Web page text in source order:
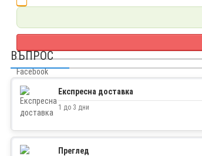
Facebook
ВЪПРОС
Експресна доставка
1 до 3 дни
Преглед